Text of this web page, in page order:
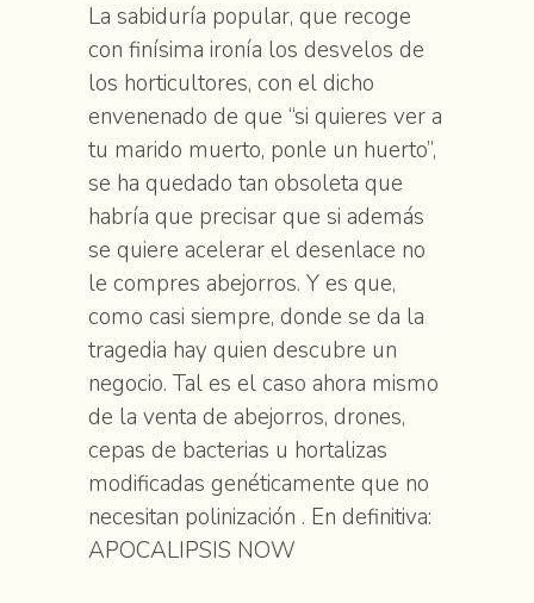
La sabiduría popular, que recoge
con finísima ironía los desvelos de
los horticultores, con el dicho
envenenado de que “si quieres ver a
tu marido muerto, ponle un huerto”,
se ha quedado tan obsoleta que
habría que precisar que si además
se quiere acelerar el desenlace no
le compres abejorros. Y es que,
como casi siempre, donde se da la
tragedia hay quien descubre un
negocio. Tal es el caso ahora mismo
de la venta de abejorros, drones,
cepas de bacterias u hortalizas
modificadas genéticamente que no
necesitan polinización . En definitiva:
APOCALIPSIS NOW